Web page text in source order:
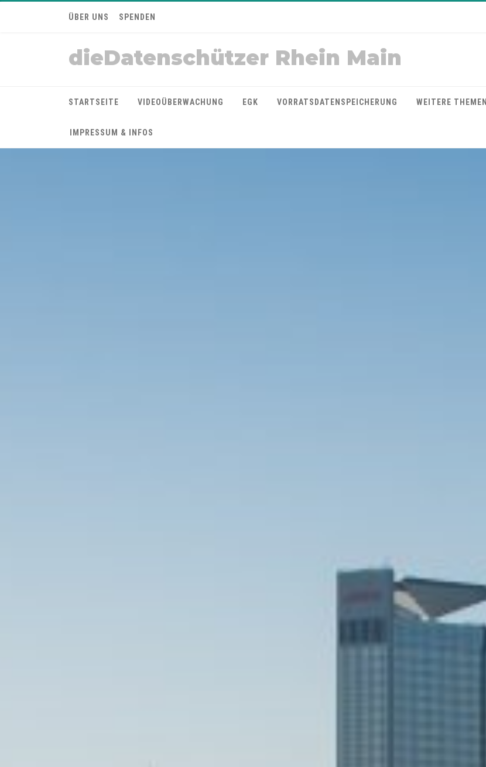
ÜBER UNS SPENDEN
dieDatenschützer Rhein Main
STARTSEITE VIDEOÜBERWACHUNG EGK VORRATSDATENSPEICHERUNG WEITERE THEMEN
IMPRESSUM & INFOS